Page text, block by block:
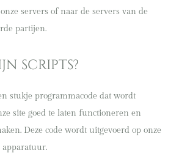
servers of naar de servers van de
partijen.
scripts?
stukje programmacode dat wordt
site goed te laten functioneren en
Deze code wordt uitgevoerd op onze
apparatuur.